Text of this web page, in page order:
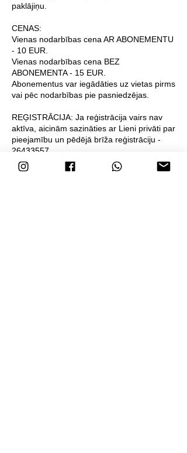
paklājiņu.
CENAS:
Vienas nodarbības cena AR ABONEMENTU
- 10 EUR.
Vienas nodarbības cena BEZ
ABONEMENTA - 15 EUR.
Abonementus var iegādāties uz vietas pirms
vai pēc nodarbības pie pasniedzējas.
REĢISTRĀCIJA: Ja reģistrācija vairs nav
aktīva, aicinām sazināties ar Lieni privāti par
pieejamību un pēdējā brīža reģistrāciju -